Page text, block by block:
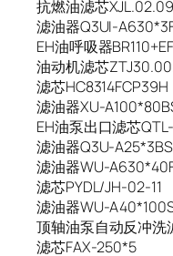
抗燃油滤芯
滤油器Q3UI-
EH油呼吸器
油动机滤芯
滤芯HC8314FCP39H
滤油器XU-
EH油泵出口滤芯
滤油器Q3U-A25*3BS
滤油器WU-
滤芯PYDL/JH-02-11
滤油器WU-
顶轴油泵自动反冲
滤芯FAX-250*5